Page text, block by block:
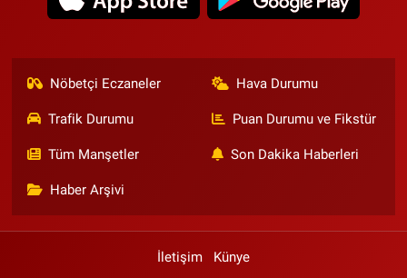
Nöbetçi Eczaneler Hava Durumu
Trafik Durumu Puan Durumu ve Fikstür
Tüm Manşetler Son Dakika Haberleri
Haber Arşivi
İletişim Künye